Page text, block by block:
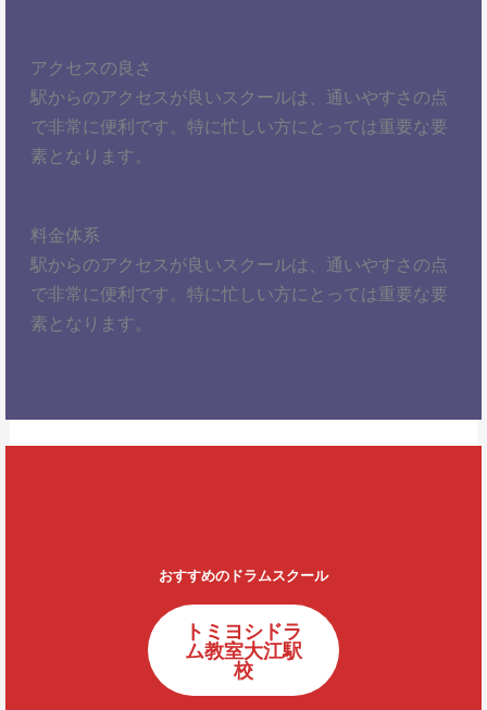
アクセスの良さ
駅からのアクセスが良いスクールは、通いやすさの点
で非常に便利です。特に忙しい方にとっては重要な要
素となります。
料金体系
駅からのアクセスが良いスクールは、通いやすさの点
で非常に便利です。特に忙しい方にとっては重要な要
素となります。
おすすめのドラムスクール
トミヨシドラ
ム教室大江駅
校